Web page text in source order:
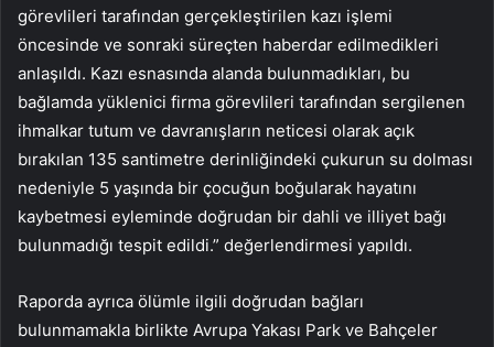
görevlileri tarafından gerçekleştirilen kazı işlemi
öncesinde ve sonraki süreçten haberdar edilmedikleri
anlaşıldı. Kazı esnasında alanda bulunmadıkları, bu
bağlamda yüklenici firma görevlileri tarafından sergilenen
ihmalkar tutum ve davranışların neticesi olarak açık
bırakılan 135 santimetre derinliğindeki çukurun su dolması
nedeniyle 5 yaşında bir çocuğun boğularak hayatını
kaybetmesi eyleminde doğrudan bir dahli ve illiyet bağı
bulunmadığı tespit edildi.” değerlendirmesi yapıldı.
Raporda ayrıca ölümle ilgili doğrudan bağları
bulunmamakla birlikte Avrupa Yakası Park ve Bahçeler